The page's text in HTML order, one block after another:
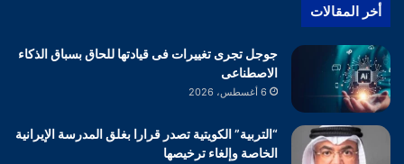
أخر المقالات
جوجل تجرى تغييرات فى قيادتها للحاق بسباق الذكاء
الاصطناعى
6 أغسطس، 2026
“التربية” الكويتية تصدر قرارا بغلق المدرسة الإيرانية
الخاصة وإلغاء ترخيصها